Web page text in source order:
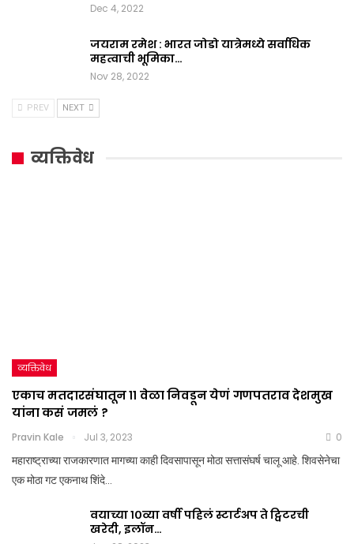
Dec 4, 2022
जयराम रमेश : भारत जोडो यात्रेमध्ये सर्वाधिक
महत्वाची भूमिका…
Nov 28, 2022
PREV NEXT
व्यक्तिवेध
व्यक्तिवेध
एकाच मतदारसंघातून ११ वेळा निवडून येणं गणपतराव देशमुख
यांना कसं जमलं ?
Pravin Kale Jul 3, 2023 0
महाराष्ट्राच्या राजकारणात मागच्या काही दिवसापासून मोठा सत्तासंघर्ष चालू आहे. शिवसेनेचा
एक मोठा गट एकनाथ शिंदे…
वयाच्या १०व्या वर्षी पहिलं स्टार्टअप ते ट्विटरची
खरेदी, इलॉन…